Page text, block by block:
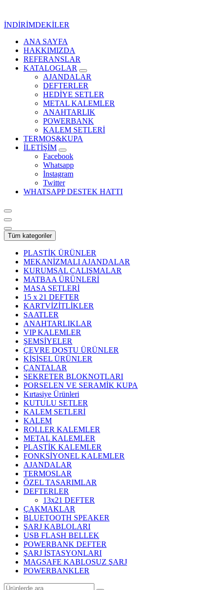
İNDİRİMDEKİLER
Kurumsal Promosyon-Hediyelik
ANA SAYFA
HAKKIMIZDA
REFERANSLAR
KATALOGLAR
AJANDALAR
DEFTERLER
HEDİYE SETLER
METAL KALEMLER
ANAHTARLIK
POWERBANK
KALEM SETLERİ
TERMOS&KUPA
İLETİŞİM
Facebook
Whatsapp
İnstagram
Twitter
WHATSAPP DESTEK HATTI
Tüm kategoriler
PLASTİK ÜRÜNLER
MEKANİZMALI AJANDALAR
KURUMSAL ÇALIŞMALAR
MATBAA ÜRÜNLERİ
MASA SETLERİ
15 x 21 DEFTER
KARTVİZİTLİKLER
SAATLER
ANAHTARLIKLAR
VIP KALEMLER
ŞEMSİYELER
ÇEVRE DOSTU ÜRÜNLER
KİŞİSEL ÜRÜNLER
ÇANTALAR
SEKRETER BLOKNOTLARI
PORSELEN VE SERAMİK KUPA
Kırtasiye Ürünleri
KUTULU SETLER
KALEM SETLERİ
KALEM
ROLLER KALEMLER
METAL KALEMLER
PLASTİK KALEMLER
FONKSİYONEL KALEMLER
AJANDALAR
TERMOSLAR
ÖZEL TASARIMLAR
DEFTERLER
13x21 DEFTER
ÇAKMAKLAR
BLUETOOTH SPEAKER
ŞARJ KABLOLARI
USB FLASH BELLEK
POWERBANK DEFTER
ŞARJ İSTASYONLARI
MAGSAFE KABLOSUZ ŞARJ
POWERBANKLER